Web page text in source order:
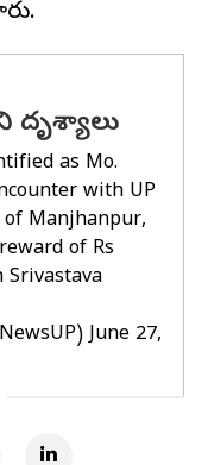
దృశ్యాలు
as Mo.
with UP
of Manjhanpur,
of Rs
Srivastava
June 27,